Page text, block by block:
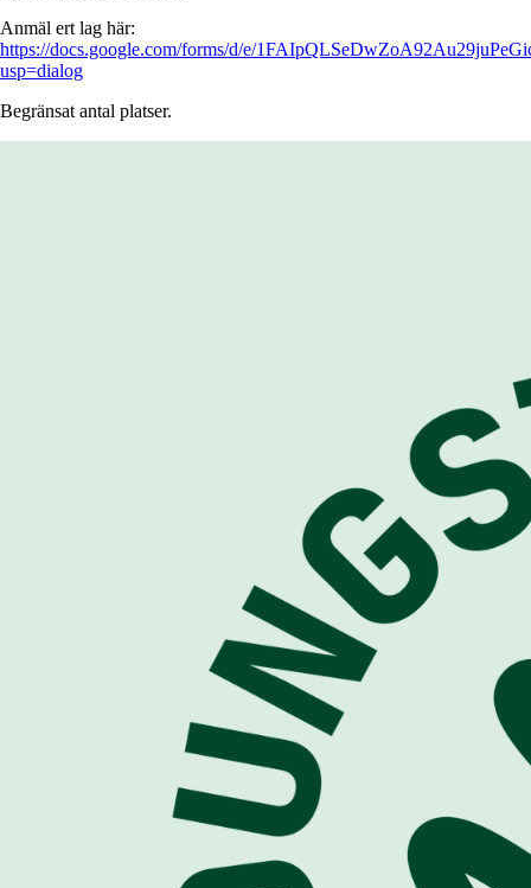
Anmäl ert lag här:
https://docs.google.com/forms/d/e/
usp=dialog
Begränsat antal platser.